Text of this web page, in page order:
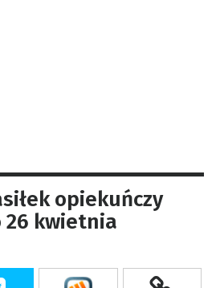
opiekuńczy
26 kwietnia